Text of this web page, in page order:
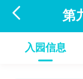
 第
入园信息